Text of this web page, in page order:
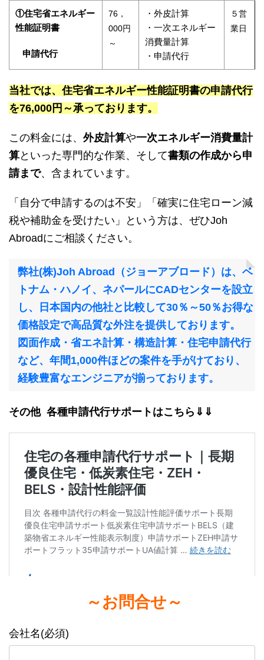
①住宅省エネルギー
性能証明書
申請代行
76，
000円
～
・外皮計算
・一次エネルギー
消費量計算
・申請代行
５営
業日
当社では、住宅省エネルギー性能証明書の申請代行
を76,000円～承っております。
この料金には、 外皮計算や一次エネルギー消費量計
算といった専門的な作業、そして書類の作成から申
請まで、含まれています。
「自分で申請するのは不安」「確実に住宅ローン減
税や補助金を受けたい」という方は、ぜひJoh
Abroadにご相談ください。
弊社(株)Joh Abroad（ジョーアブロード）は、ベ
トナム・ハノイ、ネパールにCADセンターを設立
し、日本国内の他社と比較して30％～50％お得な
価格設定で高品質な外注を提供しております。
図面作成・省エネ計算・構造計算・住宅申請代行
など、年間1,000件ほどの案件を手がけており、
経験豊富なエンジニアが揃っております。
その他 各種申請代行サポートはこちら⇓⇓
～お問合せ～
会社名(必須)